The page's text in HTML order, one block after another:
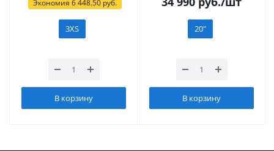
Экономия 6 448.50руб.
3XS
В корзину
20"
В корзину